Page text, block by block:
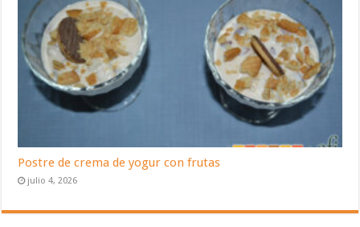
Postre de crema de yogur con frutas
julio 4, 2026